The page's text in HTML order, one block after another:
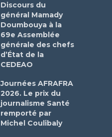
Discours du
général Mamady
Doumbouya à la
69e Assemblée
générale des chefs
d’État de la
CEDEAO
Journées AFRAFRA
2026. Le prix du
journalisme Santé
remporté par
Michel Coulibaly